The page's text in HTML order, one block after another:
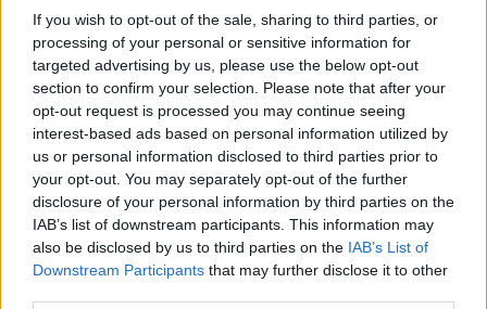
If you wish to opt-out of the sale, sharing to third parties, or
processing of your personal or sensitive information for
targeted advertising by us, please use the below opt-out
section to confirm your selection. Please note that after your
opt-out request is processed you may continue seeing
interest-based ads based on personal information utilized by
us or personal information disclosed to third parties prior to
your opt-out. You may separately opt-out of the further
disclosure of your personal information by third parties on the
IAB’s list of downstream participants. This information may
also be disclosed by us to third parties on the IAB’s List of
Downstream Participants that may further disclose it to other
Kövess minket, és értesülj a friss hírekről a
Facebookon is!